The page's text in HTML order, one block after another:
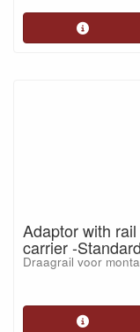
Adaptor with
carrier -Standard
Draagrail voor